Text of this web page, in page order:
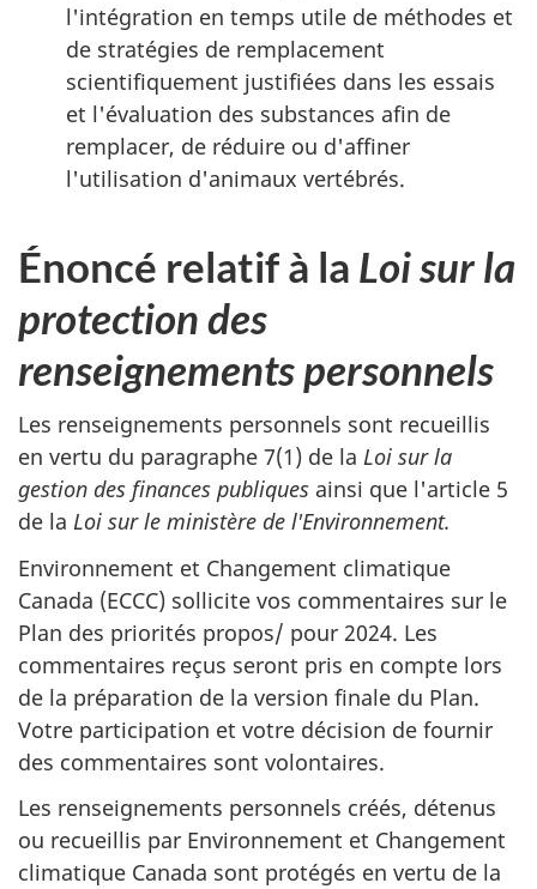
l'intégration en temps utile de méthodes et
de stratégies de remplacement
scientifiquement justifiées dans les essais
et l'évaluation des substances afin de
remplacer, de réduire ou d'affiner
l'utilisation d'animaux vertébrés.
Énoncé relatif à la Loi sur la
protection des
renseignements personnels
Les renseignements personnels sont recueillis
en vertu du paragraphe 7(1) de la Loi sur la
gestion des finances publiques ainsi que l'article 5
de la Loi sur le ministère de l'Environnement.
Environnement et Changement climatique
Canada (ECCC) sollicite vos commentaires sur le
Plan des priorités propos/ pour 2024. Les
commentaires reçus seront pris en compte lors
de la préparation de la version finale du Plan.
Votre participation et votre décision de fournir
des commentaires sont volontaires.
Les renseignements personnels créés, détenus
ou recueillis par Environnement et Changement
climatique Canada sont protégés en vertu de la